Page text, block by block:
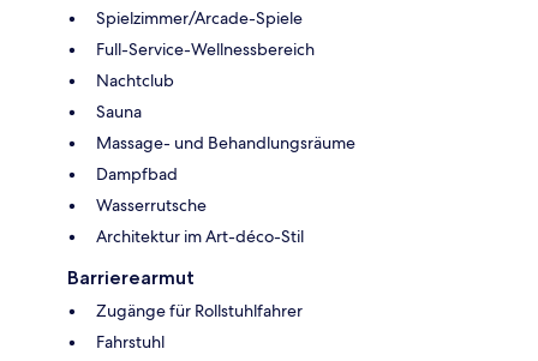
Spielzimmer/Arcade-Spiele
Full-Service-Wellnessbereich
Nachtclub
Sauna
Massage- und Behandlungsräume
Dampfbad
Wasserrutsche
Architektur im Art-déco-Stil
Barrierearmut
Zugänge für Rollstuhlfahrer
Fahrstuhl